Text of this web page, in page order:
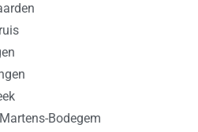
Bodegem